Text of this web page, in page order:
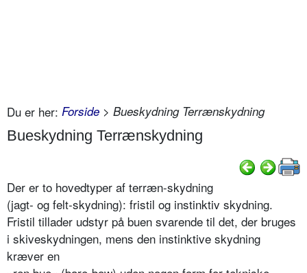
Du er her: Forside > Bueskydning Terrænskydning
Bueskydning Terrænskydning
Der er to hovedtyper af terræn-skydning
(jagt- og felt-skydning): fristil og instinktiv skydning.
Fristil tillader udstyr på buen svarende til det, der bruges
i skiveskydningen, mens den instinktive skydning
kræver en